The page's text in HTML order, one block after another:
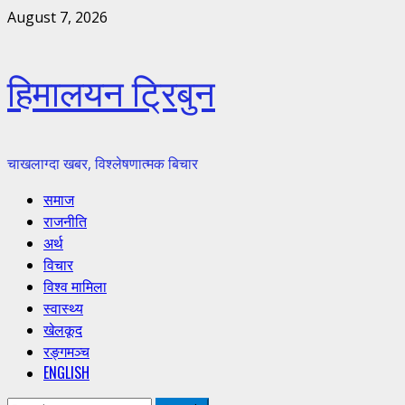
Skip
August 7, 2026
हिमालयन ट्रिबुन
चाखलाग्दा खबर, विश्लेषणात्मक बिचार
Primary
Menu
समाज
राजनीति
अर्थ
विचार
विश्व मामिला
स्वास्थ्य
खेलकूद
रङ्गमञ्च
ENGLISH